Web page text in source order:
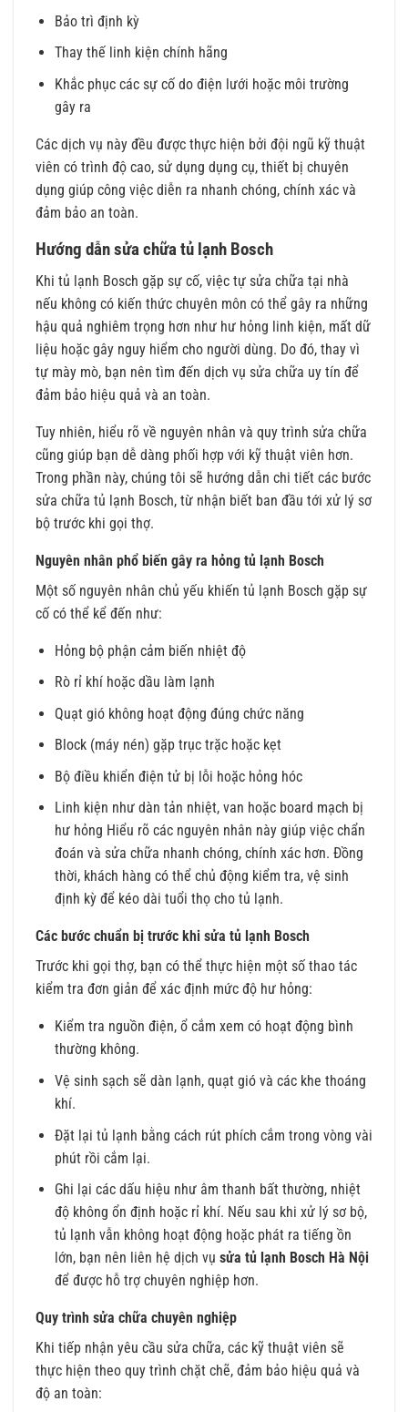
Bảo trì định kỳ
Thay thế linh kiện chính hãng
Khắc phục các sự cố do điện lưới hoặc môi trường
gây ra
Các dịch vụ này đều được thực hiện bởi đội ngũ kỹ thuật
viên có trình độ cao, sử dụng dụng cụ, thiết bị chuyên
dụng giúp công việc diễn ra nhanh chóng, chính xác và
đảm bảo an toàn.
Hướng dẫn sửa chữa tủ lạnh Bosch
Khi tủ lạnh Bosch gặp sự cố, việc tự sửa chữa tại nhà
nếu không có kiến thức chuyên môn có thể gây ra những
hậu quả nghiêm trọng hơn như hư hỏng linh kiện, mất dữ
liệu hoặc gây nguy hiểm cho người dùng. Do đó, thay vì
tự mày mò, bạn nên tìm đến dịch vụ sửa chữa uy tín để
đảm bảo hiệu quả và an toàn.
Tuy nhiên, hiểu rõ về nguyên nhân và quy trình sửa chữa
cũng giúp bạn dễ dàng phối hợp với kỹ thuật viên hơn.
Trong phần này, chúng tôi sẽ hướng dẫn chi tiết các bước
sửa chữa tủ lạnh Bosch, từ nhận biết ban đầu tới xử lý sơ
bộ trước khi gọi thợ.
Nguyên nhân phổ biến gây ra hỏng tủ lạnh Bosch
Một số nguyên nhân chủ yếu khiến tủ lạnh Bosch gặp sự
cố có thể kể đến như:
Hỏng bộ phận cảm biến nhiệt độ
Rò rỉ khí hoặc dầu làm lạnh
Quạt gió không hoạt động đúng chức năng
Block (máy nén) gặp trục trặc hoặc kẹt
Bộ điều khiển điện tử bị lỗi hoặc hỏng hóc
Linh kiện như dàn tản nhiệt, van hoặc board mạch bị
hư hỏng Hiểu rõ các nguyên nhân này giúp việc chẩn
đoán và sửa chữa nhanh chóng, chính xác hơn. Đồng
thời, khách hàng có thể chủ động kiểm tra, vệ sinh
định kỳ để kéo dài tuổi thọ cho tủ lạnh.
Các bước chuẩn bị trước khi sửa tủ lạnh Bosch
Trước khi gọi thợ, bạn có thể thực hiện một số thao tác
kiểm tra đơn giản để xác định mức độ hư hỏng:
Kiểm tra nguồn điện, ổ cắm xem có hoạt động bình
thường không.
Vệ sinh sạch sẽ dàn lạnh, quạt gió và các khe thoáng
khí.
Đặt lại tủ lạnh bằng cách rút phích cắm trong vòng vài
phút rồi cắm lại.
Ghi lại các dấu hiệu như âm thanh bất thường, nhiệt
độ không ổn định hoặc rỉ khí. Nếu sau khi xử lý sơ bộ,
tủ lạnh vẫn không hoạt động hoặc phát ra tiếng ồn
lớn, bạn nên liên hệ dịch vụ sửa tủ lạnh Bosch Hà Nội
để được hỗ trợ chuyên nghiệp hơn.
Quy trình sửa chữa chuyên nghiệp
Khi tiếp nhận yêu cầu sửa chữa, các kỹ thuật viên sẽ
thực hiện theo quy trình chặt chẽ, đảm bảo hiệu quả và
độ an toàn: